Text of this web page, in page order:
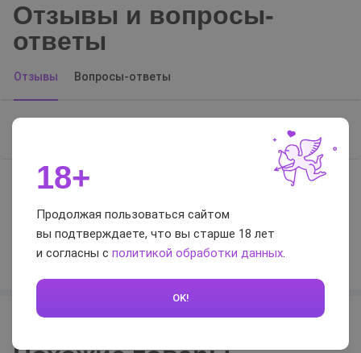
Отзывы и вопросы-
ответы
Отзывы Вопросы-ответы
Оставить отзыв
18+
Продолжая пользоваться сайтом
вы подтверждаете, что вы старше 18 лет
и согласны с политикой обработки данных
OK!